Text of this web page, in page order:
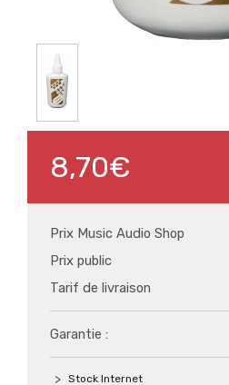
8,70€
Prix Music Audio Shop
Prix public
Tarif de livraison
Garantie :
Stock Internet